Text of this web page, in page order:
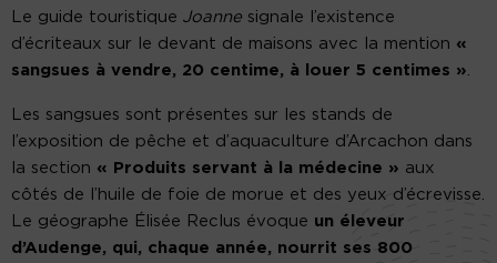
Le guide touristique Joanne signale l’existence
d’écriteaux sur le devant de maisons avec la mention «
sangsues à vendre, 20 centime, à louer 5 centimes ».
Les sangsues sont présentes sur les stands de
l’exposition de pêche et d’aquaculture d’Arcachon dans
la section « Produits servant à la médecine » aux
côtés de l’huile de foie de morue et des yeux d’écrevisse.
Le géographe Élisée Reclus évoque un éleveur
d’Audenge, qui, chaque année, nourrit ses 800